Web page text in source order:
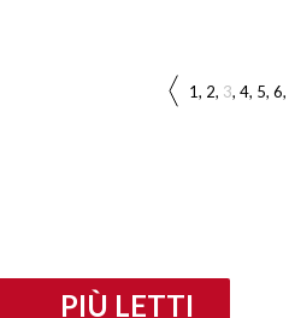
1 2 3 4 5 6
PIÙ LETTI